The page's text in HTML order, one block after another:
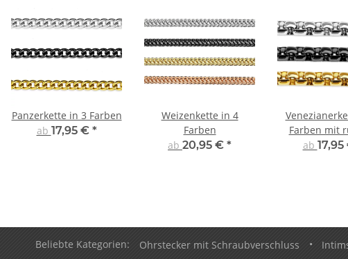
Panzerkette in 3 Farben
ab 17,95 € *
Weizenkette in 4
Farben
ab 20,95 € *
Farben mit
ab
Beliebte Kategorien: Ohrstecker mit Schraubverschluss •